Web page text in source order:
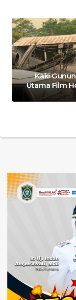
Kaki
Utama Film